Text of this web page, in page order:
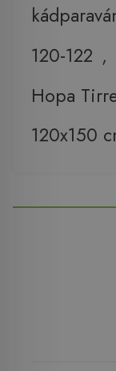
120-122 ,
Hopa
120x150